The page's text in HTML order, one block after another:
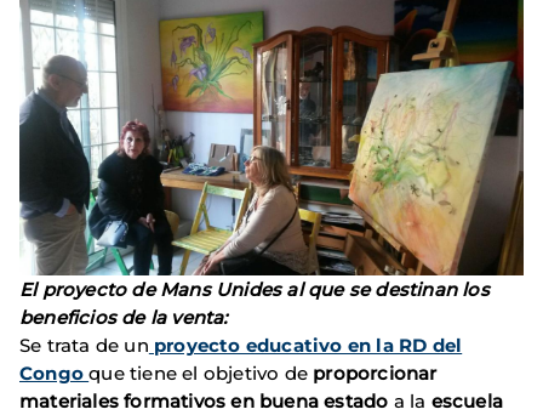
El proyecto de Mans Unides al que se destinan los
beneficios de la venta:
Se trata de un proyecto educativo en la RD del
Congo que tiene el objetivo de proporcionar
materiales formativos en buena estado a la escuela